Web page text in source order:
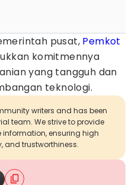
pusat, Pemkot
komitmennya
yang tangguh dan
teknologi.
writers and has been
team. We strive to provide
ensuring high
and trustworthiness.